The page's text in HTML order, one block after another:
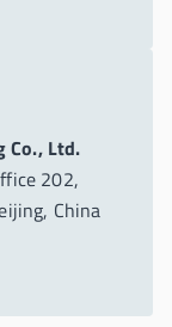
Co., Ltd.
202,
China